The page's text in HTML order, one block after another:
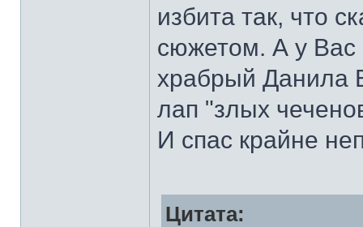
избита так, что
сюжетом. А у Вас
храбрый Данила
лап "злых
И спас крайне
Цитата: